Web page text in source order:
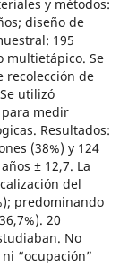
y métodos:
diseño de
195
multietápico. Se
recolección de
utilizó
medir
Resultados:
(38%) y 124
± 12,7. La
del
predominando
20
No
“ocupación”